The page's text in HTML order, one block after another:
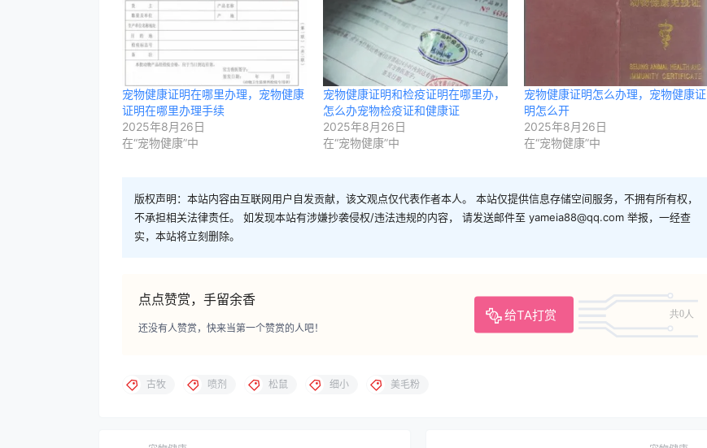
宠物健康证明在哪里办理，宠物健康
证明在哪里办理手续
2025年8月26日
在“宠物健康”中
宠物健康证明和检疫证明在哪里办，
怎么办宠物检疫证和健康证
2025年8月26日
在“宠物健康”中
宠物健康证明怎么办理，宠物健康证
明怎么开
2025年8月26日
在“宠物健康”中
版权声明：本站内容由互联网用户自发贡献，该文观点仅代表作者本人。 本站仅提供信息存储空间服务，不拥有所有权，
不承担相关法律责任。 如发现本站有涉嫌抄袭侵权/违法违规的内容， 请发送邮件至 yameia88@qq.com 举报，一经查
实，本站将立刻删除。
点点赞赏，手留余香
给TA打赏 共0人
还没有人赞赏，快来当第一个赞赏的人吧！
古牧 喷剂 松鼠 细小 美毛粉